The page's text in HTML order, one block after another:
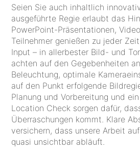
Seien Sie auch inhaltlich
ausgeführte Regie erlaubt das
PowerPoint-Präsentationen,
Teilnehmer genießen zu jeder
Input – in allerbester Bild- und
achten auf den Gegebenheiten
Beleuchtung, optimale
auf den Punkt erfolgende
Planung und Vorbereitung und
Location Check sorgen dafür,
Überraschungen kommt. Klare
versichern, dass unsere Arbeit
quasi unsichtbar abläuft.